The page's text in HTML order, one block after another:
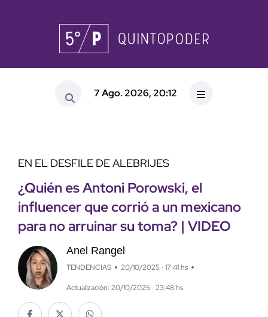
7 Ago. 2026, 20:12
EN EL DESFILE DE ALEBRIJES
¿Quién es Antoni Porowski, el
influencer que corrió a un mexicano
para no arruinar su toma? | VIDEO
Anel Rangel
TENDENCIAS 20/10/2025 · 17:41 hs
Actualización: 20/10/2025 · 23:48 hs